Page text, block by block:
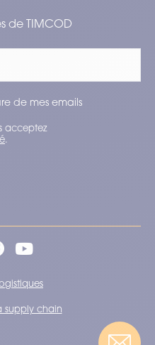
de TIMCOD
de mes emails
acceptez
.
supply chain